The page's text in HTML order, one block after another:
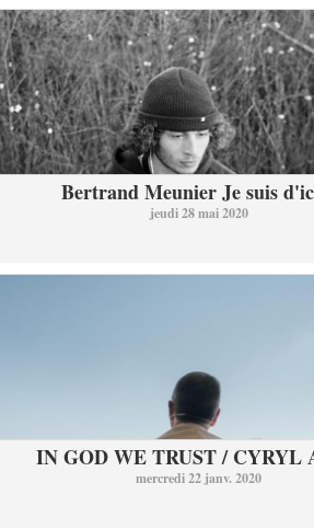
Bertrand Meunier Je suis
jeudi 28 mai 2020
IN GOD WE TRUST / CYRYL
mercredi 22 janv. 2020